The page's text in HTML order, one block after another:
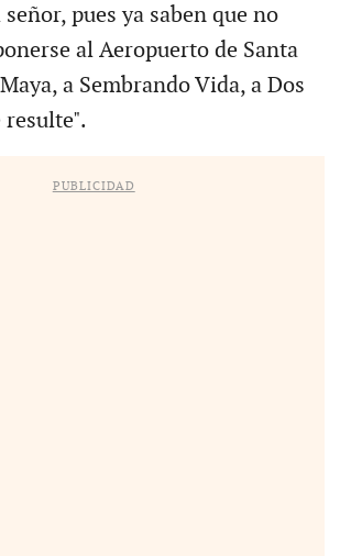
pues ya saben que no
al Aeropuerto de Santa
a Sembrando Vida, a Dos
resulte".
PUBLICIDAD